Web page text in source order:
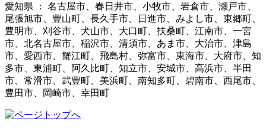
愛知県 ： 名古屋市、春日井市、小牧市、岩倉市、瀬戸市、
尾張旭市、豊山町、長久手市、日進市、みよし市、東郷町、
豊明市、刈谷市、犬山市、大口町、扶桑町、江南市、一宮
市、北名古屋市、稲沢市、清須市、あま市、大治市、津島
市、愛西市、蟹江町、飛島村、弥富市、東海市、大府市、知
多市、東浦町、阿久比町、知立市、安城市、高浜市、半田
市、常滑市、武豊町、美浜町、南知多町、碧南市、西尾市、
豊田市、岡崎市、幸田町